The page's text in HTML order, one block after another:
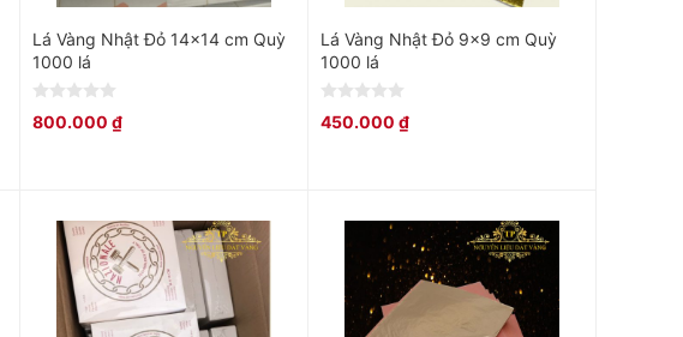
Lá Vàng Nhật Đỏ 14×14 cm Quỳ
1000 lá
0
out
800.000₫
Lá Vàng Nhật Đỏ 9×9 cm Quỳ
1000 lá
0
out
450.000 ₫